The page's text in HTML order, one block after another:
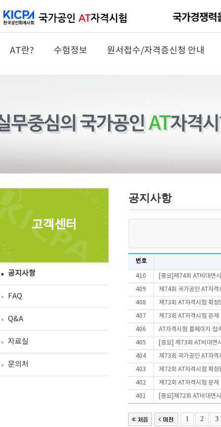
AT란? 수험정보 원서접수/자격증신청 안내
고객센터
공지사항
FAQ
Q&A
자료실
문의처
공지사항
번호
410 [중요]제74회 AT비대면
409 제74회 국가공인 AT자격
408 제73회 AT자격시험 확정
407 제73회 AT자격시험 문
406 AT자격시험 홈페이지 접
405 [중요] 제73회 AT비대면
404 제73회 국가공인 AT자격
403 제72회 AT자격시험 확정
402 제72회 AT자격시험 문
401 [중요]제72회 AT비대면
1 2 3